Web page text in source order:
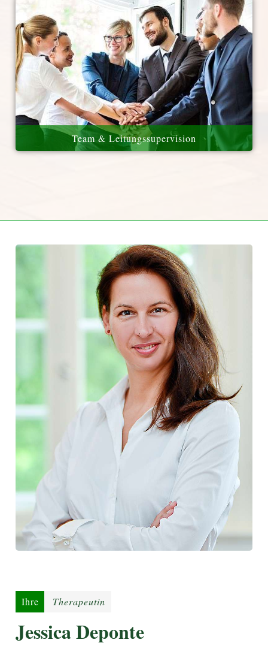
Team & Leitungssupervision
Ihre Therapeutin
Jessica Deponte